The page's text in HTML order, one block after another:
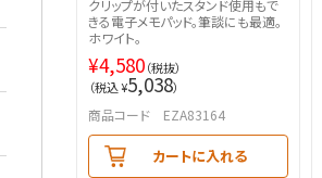
クリップが付いたスタンド使用もで
きる電子メモパッド。筆談にも最適。
ホワイト。
¥4,580（税抜）
（税込 ¥5,038）
商品コード EZA83164
カートに入れる